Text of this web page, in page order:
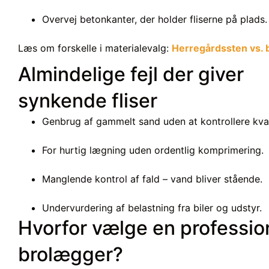
Overvej betonkanter, der holder fliserne på plads.
Læs om forskelle i materialevalg: Herregårdssten vs.
Almindelige fejl der giver
synkende fliser
Genbrug af gammelt sand uden at kontrollere
For hurtig lægning uden ordentlig komprimering.
Manglende kontrol af fald – vand bliver stående.
Undervurdering af belastning fra biler og udstyr.
Hvorfor vælge en
brolægger?